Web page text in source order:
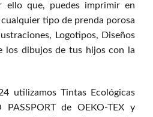
ello que, puedes imprimir en
tipo de prenda porosa
Logotipos, Diseños
los dibujos de tus hijos con la
utilizamos Tintas Ecológicas
de OEKO-TEX y